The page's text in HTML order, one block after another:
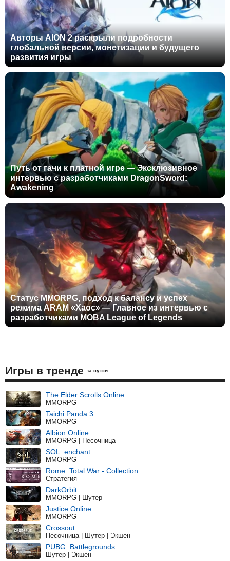
Авторы AION 2 раскрыли подробности
глобальной версии, монетизации и будущего
развития игры
Путь от гачи к платной игре — Эксклюзивное
интервью с разработчиками DragonSword:
Awakening
Статус MMORPG, подход к балансу и успех
режима ARAM «Хаос» — Главное из интервью с
разработчиками MOBA League of Legends
Игры в тренде за сутки
The Elder Scrolls Online
MMORPG
Taichi Panda 3
MMORPG
Albion Online
MMORPG | Песочница
SOL: enchant
MMORPG
Rome: Total War - Collection
Стратегия
DarkOrbit
MMORPG | Шутер
Justice Online
MMORPG
Crossout
Песочница | Шутер | Экшен
PUBG: Battlegrounds
Шутер | Экшен